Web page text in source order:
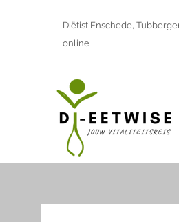
Diëtist Enschede,
online